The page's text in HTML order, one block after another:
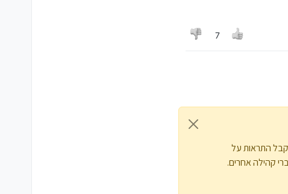
7
התראות על